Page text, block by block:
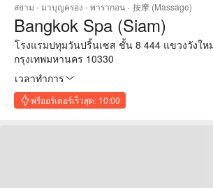
สยาม - มาบุญครอง - พารากอน · 按摩 (Massage)
Bangkok Spa (Siam)
โรงแรมปทุมวันปริ้นเซส ชั้น 8 444 แขวงวังใ
กรุงเทพมหานคร 10330
เวลาทำการ
พรีออร์เดอร์เร็วสุด: 10:00